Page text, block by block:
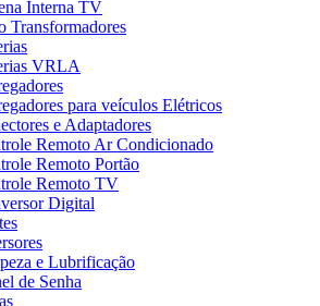
Interna TV
Transformadores
VRLA
para veículos Elétricos
e Adaptadores
Remoto Ar Condicionado
Remoto Portão
Remoto TV
Digital
e Lubrificação
de Senha